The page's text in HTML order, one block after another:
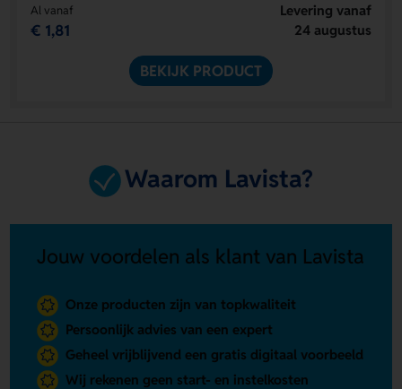
Al vanaf
€ 1,81
Levering vanaf
24 augustus
BEKIJK PRODUCT
Waarom Lavista?
Jouw voordelen als klant van Lavista
Onze producten zijn van topkwaliteit
Persoonlijk advies van een expert
Geheel vrijblijvend een gratis digitaal voorbeeld
Wij rekenen geen start- en instelkosten